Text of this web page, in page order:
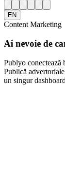
EN
Content Marketing
Ai nevoie de
Publyo conectează
Publică
un singur